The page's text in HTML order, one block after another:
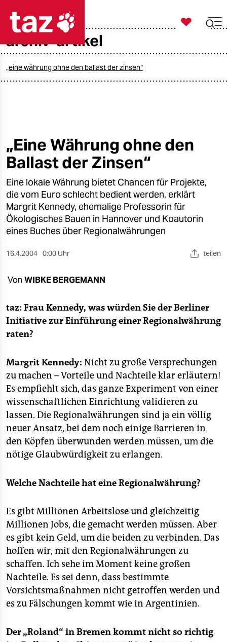
taz zahl ich
öko
gesellschaft
kultur
sport
berlin
nord
wahrheit
verlag
veranstaltungen
fragen & hilfe
unterstützen
abo
genossenschaft
epaper login

taz zahl ich
archiv-artikel
„eine währung ohne den ballast der zinsen“
„Eine Währung ohne den
Ballast der Zinsen“
Eine lokale Währung bietet Chancen für Projekte,
die vom Euro schlecht bedient werden, erklärt
Margrit Kennedy, ehemalige Professorin für
Ökologisches Bauen in Hannover und Koautorin
eines Buches über Regionalwährungen
16.4.2004 0:00 Uhr teilen
Von WIBKE BERGEMANN
taz: Frau Kennedy, was würden Sie der Berliner
Initiative zur Einführung einer Regionalwährung
raten?
Margrit Kennedy: Nicht zu große Versprechungen
zu machen – Vorteile und Nachteile klar erläutern!
Es empfiehlt sich, das ganze Experiment von einer
wissenschaftlichen Einrichtung validieren zu
lassen. Die Regionalwährungen sind ja ein völlig
neuer Ansatz, bei dem noch einige Barrieren in
den Köpfen überwunden werden müssen, um die
nötige Glaubwürdigkeit zu erlangen.
Welche Nachteile hat eine Regionalwährung?
Es gibt Millionen Arbeitslose und gleichzeitig
Millionen Jobs, die gemacht werden müssen. Aber
es gibt kein Geld, um die beiden zu verbinden. Das
hoffen wir, mit den Regionalwährungen zu
schaffen. Ich sehe im Moment keine großen
Nachteile. Es sei denn, dass bestimmte
Vorsichtsmaßnahmen nicht getroffen werden und
es zu Fälschungen kommt wie in Argentinien.
Der „Roland“ in Bremen kommt nicht so richtig